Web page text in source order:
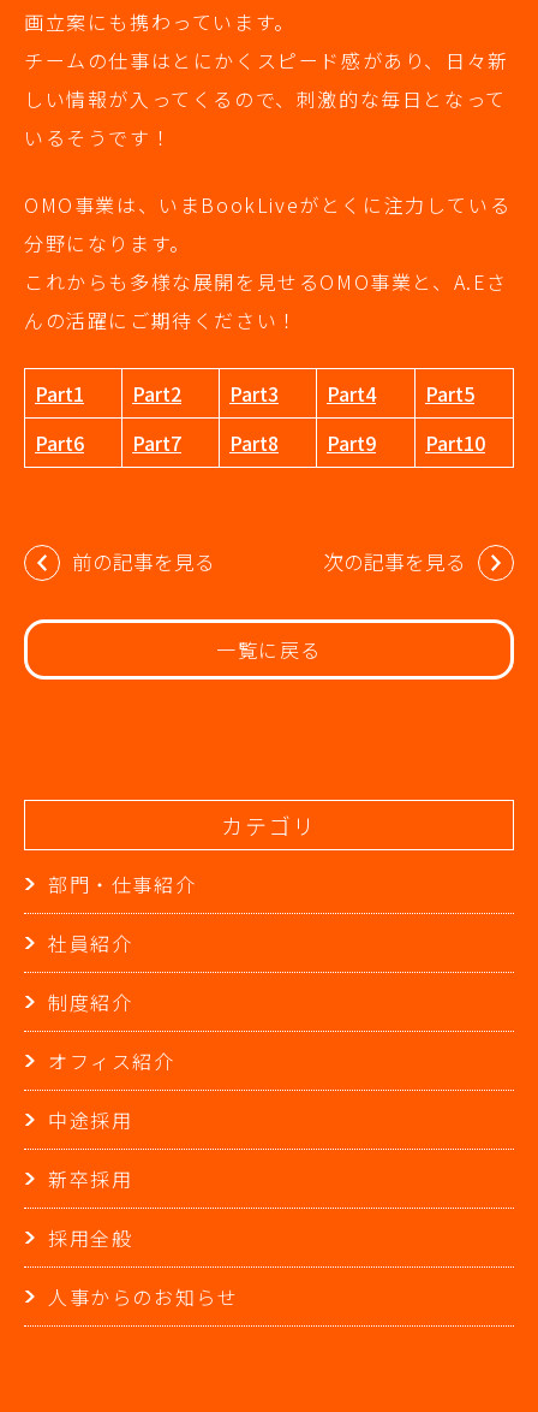
カテゴリ
部門・仕事紹介
社員紹介
制度紹介
オフィス紹介
中途採用
新卒採用
採用全般
人事からのお知らせ
画立案にも携わっています。
チームの仕事はとにかくスピード感があり、日々新
しい情報が入ってくるので、刺激的な毎日となって
いるそうです！
OMO事業は、いまBookLiveがとくに注力している
分野になります。
これからも多様な展開を見せるOMO事業と、A.Eさ
んの活躍にご期待ください！
Part1 Part2 Part3 Part4
Part5
Part6
Part7 Part8 Part9 Part10
投
稿
ナ
ビ
ゲ
前の記事を見る 次の記事を見る
一覧に戻る